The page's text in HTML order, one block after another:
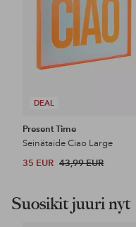
DEAL
Present Time
Seinätaide Ciao Large
35 EUR 43,99 EUR
Suosikit juuri nyt